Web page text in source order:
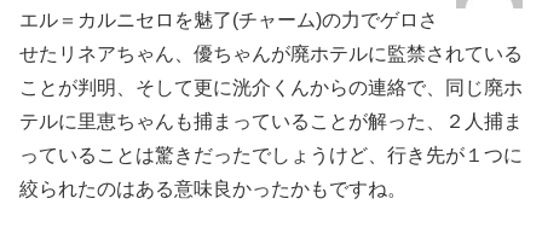
エル＝カルニセロを魅了(チャーム)の力でゲロさ
せたリネアちゃん、優ちゃんが廃ホテルに監禁されている
ことが判明、そして更に洸介くんからの連絡で、同じ廃ホ
テルに里恵ちゃんも捕まっていることが解った、２人捕ま
っていることは驚きだったでしょうけど、行き先が１つに
絞られたのはある意味良かったかもですね。